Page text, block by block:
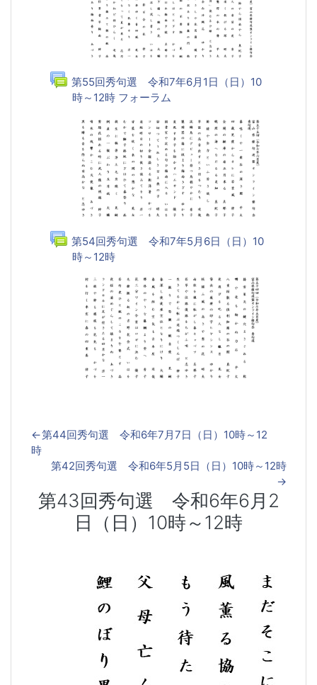
第55回秀句選 令和7年6月1日（日）10
時～12時 フォーラム
第54回秀句選 令和7年5月6日（日）10
時～12時フォーラム
←第44回秀句選 令和6年7月7日（日）10時～12
時
第42回秀句選 令和6年5月5日（日）10時～12時
→
第43回秀句選 令和6年6月2
日（日）10時～12時